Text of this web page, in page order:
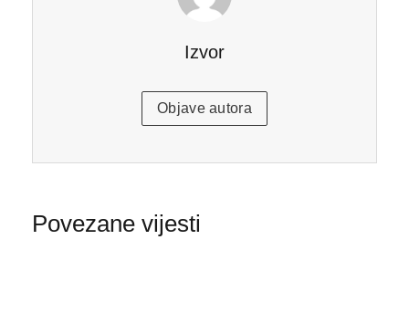
Izvor
Objave autora
Povezane vijesti